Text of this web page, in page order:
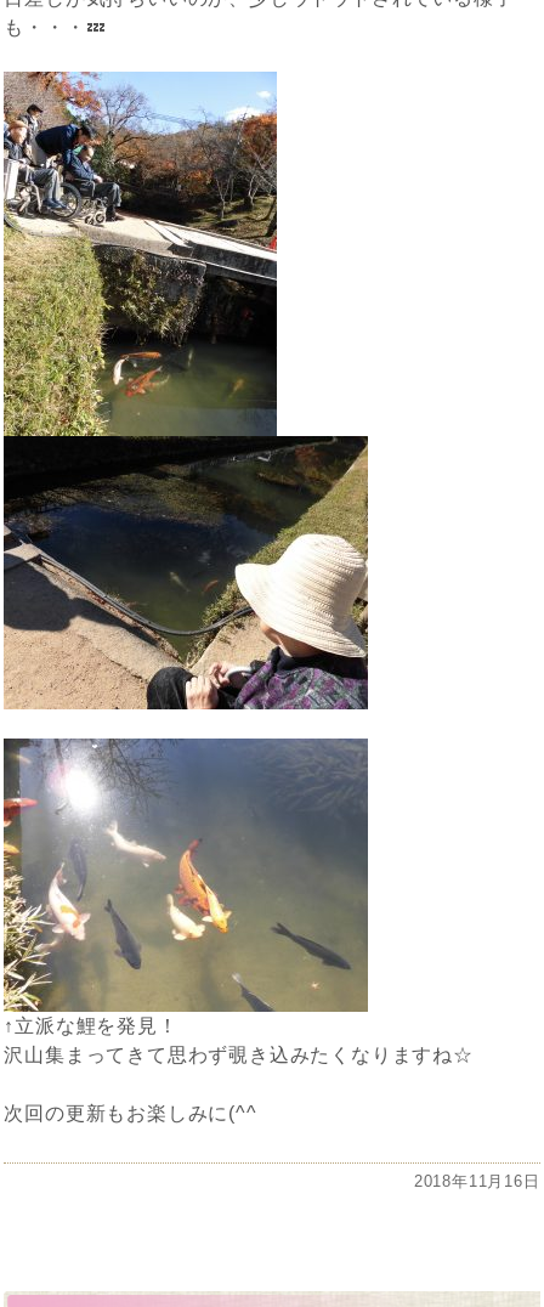
も・・・💤
↑立派な鯉を発見！
沢山集まってきて思わず覗き込みたくなりますね☆
次回の更新もお楽しみに(^^ゞ
投
2018年11月16日